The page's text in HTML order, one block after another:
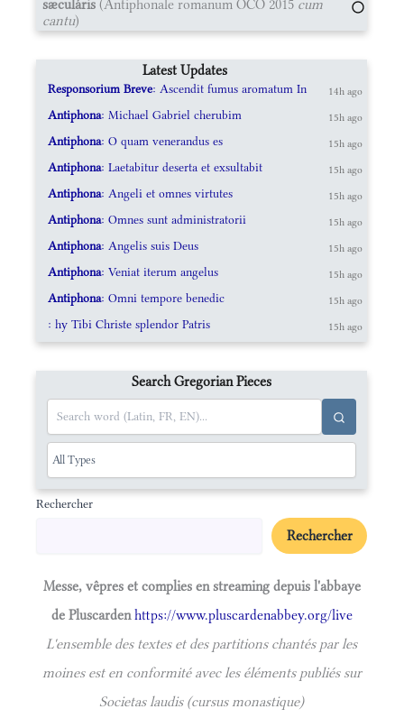
sæculáris (Antiphonale romanum OCO 2015 cum
cantu)
Latest Updates
Responsorium Breve: Ascendit fumus aromatum In 14h ago
Antiphona: Michael Gabriel cherubim 15h ago
Antiphona: O quam venerandus es 15h ago
Antiphona: Laetabitur deserta et exsultabit 15h ago
Antiphona: Angeli et omnes virtutes 15h ago
Antiphona: Omnes sunt administratorii 15h ago
Antiphona: Angelis suis Deus 15h ago
Antiphona: Veniat iterum angelus 15h ago
Antiphona: Omni tempore benedic 15h ago
: hy Tibi Christe splendor Patris 15h ago
Search Gregorian Pieces
Rechercher
Rechercher
Messe, vêpres et complies en streaming depuis l'abbaye
de Pluscardenhttps://www.pluscardenabbey.org/live
L'ensemble des textes et des partitions chantés par les
moines est en conformité avec les éléments publiés sur
Societas laudis (cursus monastique)